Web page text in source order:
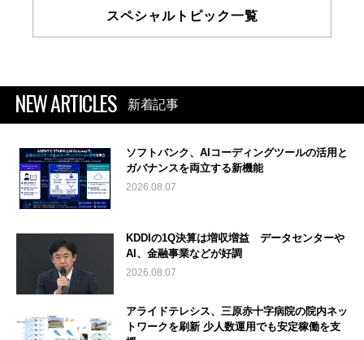
スペシャルトピック一覧
NEW ARTICLES 新着記事
ソフトバンク、AIコーディングツールの活用と
ガバナンスを両立する新機能
2026.08.07
KDDIの1Q決算は増収増益 データセンターや
AI、金融事業などが好調
2026.08.07
アライドテレシス、三原赤十字病院の院内ネッ
トワークを刷新 少人数運用でも安定稼働を支